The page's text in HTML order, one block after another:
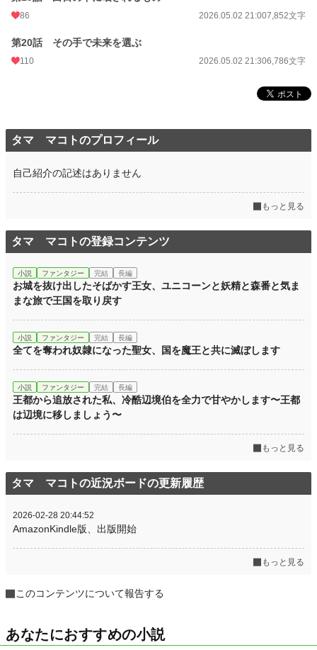
86 2026.05.02 21:007,852文字
第20話 その手で未来を選ぶ
110 2026.05.02 21:306,786文字
タマ マコトのプロフィール
自己紹介の記述はありません
もっと見る
タマ マコトの登録コンテンツ
小説 ファンタジー 完結 長編
お城を抜け出したそばかす王女、ユニコーンと妖精と森番と気ま
まな旅で王国を取り戻す
小説 ファンタジー 完結 長編
全てを奪われ奴隷になった聖女、国を魔王と共に滅ぼします
小説 ファンタジー 完結 長編
王都から追放された私、冷酷辺境伯を全力で甘やかします〜王都
は辺境に移しましょう〜
もっと見る
タマ マコトの近況ボードの更新履歴
2026-02-28 20:44:52
AmazonKindle版、出版開始
もっと見る
このコンテンツについて報告する
あなたにおすすめの小説